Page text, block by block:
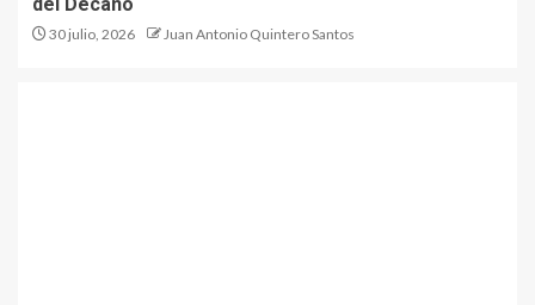
30 julio, 2026 Juan Antonio Quintero Santos